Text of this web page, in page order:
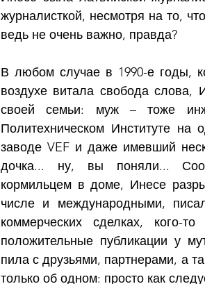
журналисткой, несмотря на то,
ведь не очень важно, правда?
В любом случае в 1990-е годы,
воздухе витала свобода слова,
своей семьи: муж – тоже
Политехническом Институте
заводе VEF и даже имевший
дочка... ну, вы поняли...
кормильцем в доме, Инесе
числе и международными,
коммерческих сделках, кого-
положительные публикации у
пила с друзьями, партнерами, а
только об одном: просто как